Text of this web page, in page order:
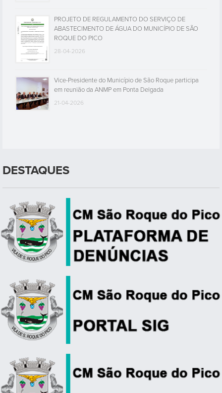
PROJETO DE REGULAMENTO DO SERVIÇO DE
ABASTECIMENTO DE ÁGUA DO MUNICÍPIO DE SÃO
ROQUE DO PICO
28-04-2026
Vice-Presidente do Município de São Roque participa
em reunião da ANMP em Ponta Delgada
21-04-2026
DESTAQUES